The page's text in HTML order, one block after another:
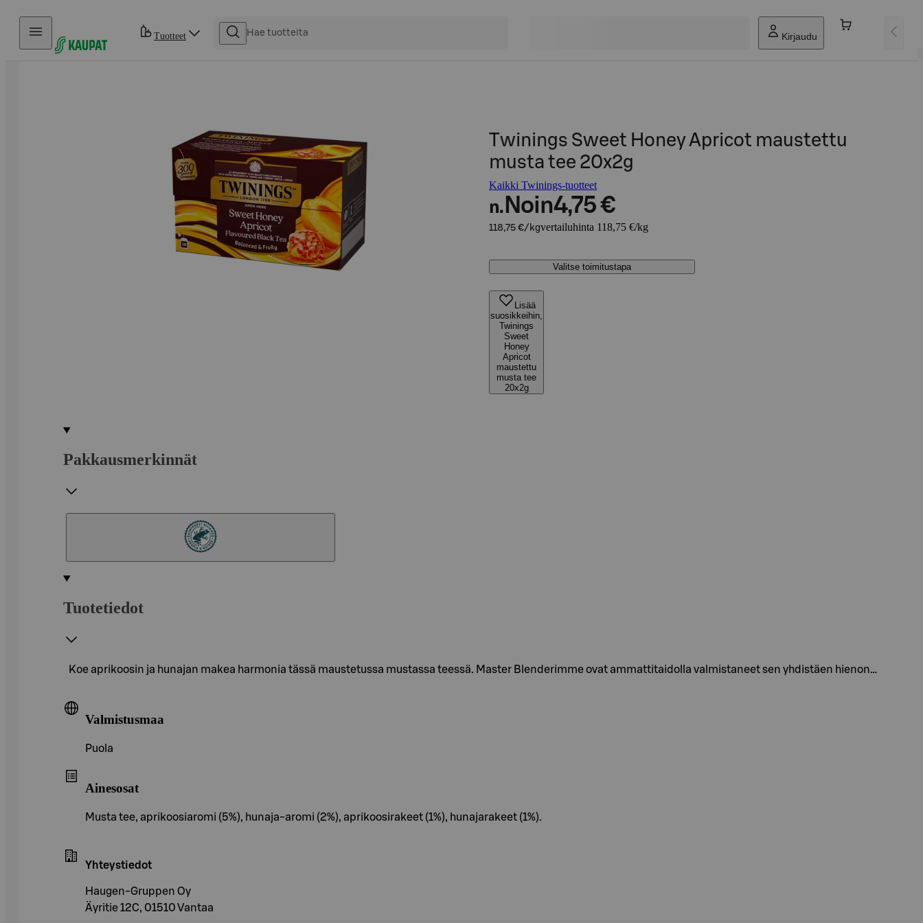
Hyppää sisältöön
Tuotteet Kirjaudu
Twinings Sweet Honey Apricot maustettu
musta tee 20x2g
Kaikki Twinings-tuotteet
n. Noin4,75 €
118,75 €/kgvertailuhinta 118,75 €/kg
Valitse toimitustapa
Lisää
suosikkeihin,
Twinings
Sweet
Honey
Apricot
maustettu
musta tee
20x2g
Pakkausmerkinnät
Tuotetiedot
Koe aprikoosin ja hunajan makea harmonia tässä maustetussa mustassa teessä. Master Blenderimme ovat ammattitaidolla valmistaneet sen yhdistäen hienon…
Valmistusmaa
Puola
Ainesosat
Musta tee, aprikoosiaromi (5%), hunaja-aromi (2%), aprikoosirakeet (1%), hunajarakeet (1%).
Yhteystiedot
Haugen-Gruppen Oy
Äyritie 12C, 01510 Vantaa